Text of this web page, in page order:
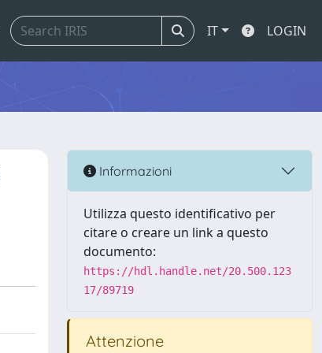
IT LOGIN
Informazioni
Utilizza questo identificativo per
citare o creare un link a questo
documento:
https://hdl.handle.net/20.500.123
17/89719
Attenzione